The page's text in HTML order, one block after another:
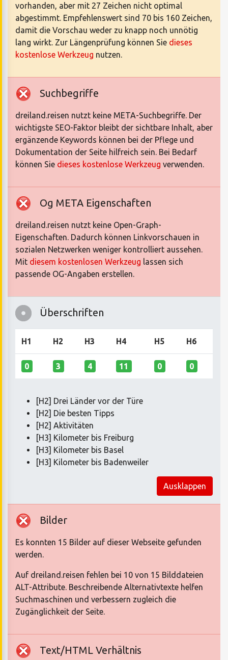
vorhanden, aber mit 27 Zeichen nicht optimal
abgestimmt. Empfehlenswert sind 70 bis 160 Zeichen,
damit die Vorschau weder zu knapp noch unnötig
lang wirkt. Zur Längenprüfung können Sie dieses
kostenlose Werkzeug nutzen.
Suchbegriffe
dreiland.reisen nutzt keine META-Suchbegriffe. Der
wichtigste SEO-Faktor bleibt der sichtbare Inhalt, aber
ergänzende Keywords können bei der Pflege und
Dokumentation der Seite hilfreich sein. Bei Bedarf
können Sie dieses kostenlose Werkzeug verwenden.
Og META Eigenschaften
dreiland.reisen nutzt keine Open-Graph-
Eigenschaften. Dadurch können Linkvorschauen in
sozialen Netzwerken weniger kontrolliert aussehen.
Mit diesem kostenlosen Werkzeug lassen sich
passende OG-Angaben erstellen.
Überschriften
H1 H2 H3 H4 H5 H6
0 3 4 11 0 0
[H2] Drei Länder vor der Türe
[H2] Die besten Tipps
[H2] Aktivitäten
[H3] Kilometer bis Freiburg
[H3] Kilometer bis Basel
[H3] Kilometer bis Badenweiler
Ausklappen
Bilder
Es konnten 15 Bilder auf dieser Webseite gefunden
werden.
Auf dreiland.reisen fehlen bei 10 von 15 Bilddateien
ALT-Attribute. Beschreibende Alternativtexte helfen
Suchmaschinen und verbessern zugleich die
Zugänglichkeit der Seite.
Text/HTML Verhältnis